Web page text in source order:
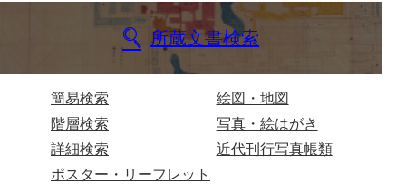
岡田学収集史料
岡本家文書（島根県）
岡本家文書（周防大島町）
所蔵文書検索
簡易検索
階層検索
詳細検索
絵図・地図
写真・絵はがき
近代刊行写真帳類
ポスター・リーフレット